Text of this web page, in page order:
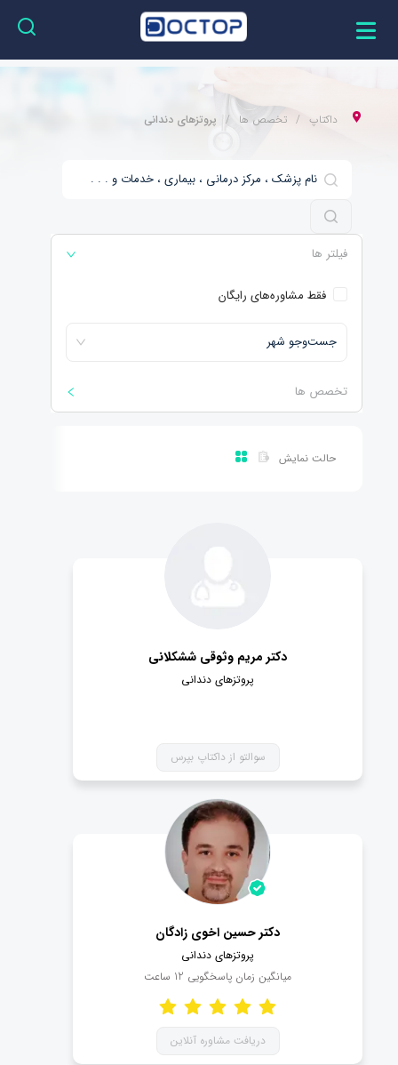
داکتاپ تخصص ها پروتزهای دندانی
فیلتر ها
فقط مشاوره‌های رایگان
جست‌و‌جو شهر
تخصص ها
حالت نمایش
دکتر مریم وثوقی ششکلانی
پروتزهای دندانی
سوالتو از داکتاپ بپرس
دکتر حسین اخوی زادگان
پروتزهای دندانی
میانگین زمان پاسخگویی 12 ساعت
دریافت مشاوره آنلاین